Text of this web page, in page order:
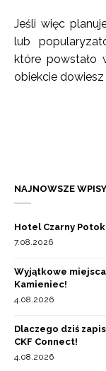
Jeśli więc
lub
które powstało
obiekcie dowiesz
NAJNOWSZE WPISY
Hotel Czarny
7.08.2026
Wyjątkowe
Kamieniec!
4.08.2026
Dlaczego dziś
CKF Connect!
4.08.2026